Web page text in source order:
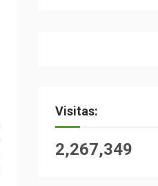
Visitas:
2,267,349